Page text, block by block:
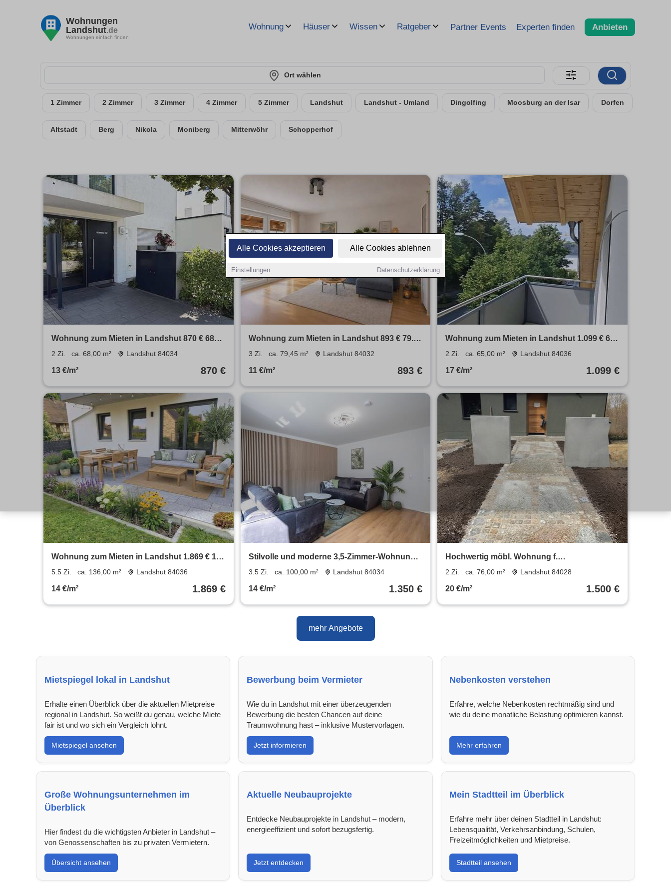
Alle Cookies akzeptieren Alle Cookies ablehnen
Einstellungen Datenschutzerklärung
Wohnungen
Landshut.de
Wohnungen einfach finden
Wohnung Häuser Wissen Ratgeber Partner Events Experten finden Anbieten
Ort wählen
1 Zimmer 2 Zimmer 3 Zimmer 4 Zimmer 5 Zimmer Landshut Landshut - Umland Dingolfing Moosburg an der Isar Dorfen
Altstadt Berg Nikola Moniberg Mitterwöhr Schopperhof
Wohnung zum Mieten in Landshut 870 € 68
m²
2 Zi. ca. 68,00 m² Landshut 84034
13 €/m² 870 €
Wohnung zum Mieten in Landshut 893 € 79.45
m²
3 Zi. ca. 79,45 m² Landshut 84032
11 €/m² 893 €
Wohnung zum Mieten in Landshut 1.099 € 65
m²
2 Zi. ca. 65,00 m² Landshut 84036
17 €/m² 1.099 €
Wohnung zum Mieten in Landshut 1.869 € 136
m²
5.5 Zi. ca. 136,00 m² Landshut 84036
14 €/m² 1.869 €
Stilvolle und moderne 3,5-Zimmer-Wohnung
in Toplage - vollmöbliert [A072.02]-
3.5 Zi. ca. 100,00 m² Landshut 84034
14 €/m² 1.350 €
Hochwertig möbl. Wohnung f.
PendlerFlugpersonal
2 Zi. ca. 76,00 m² Landshut 84028
20 €/m² 1.500 €
mehr Angebote
Mietspiegel lokal in Landshut
Erhalte einen Überblick über die aktuellen Mietpreise
regional in Landshut. So weißt du genau, welche Miete
fair ist und wo sich ein Vergleich lohnt.
Mietspiegel ansehen
Bewerbung beim Vermieter
Wie du in Landshut mit einer überzeugenden
Bewerbung die besten Chancen auf deine
Traumwohnung hast – inklusive Mustervorlagen.
Jetzt informieren
Nebenkosten verstehen
Erfahre, welche Nebenkosten rechtmäßig sind und
wie du deine monatliche Belastung optimieren kannst.
Mehr erfahren
Große Wohnungsunternehmen im
Überblick
Hier findest du die wichtigsten Anbieter in Landshut –
von Genossenschaften bis zu privaten Vermietern.
Übersicht ansehen
Aktuelle Neubauprojekte
Entdecke Neubauprojekte in Landshut – modern,
energieeffizient und sofort bezugsfertig.
Jetzt entdecken
Mein Stadtteil im Überblick
Erfahre mehr über deinen Stadtteil in Landshut:
Lebensqualität, Verkehrsanbindung, Schulen,
Freizeitmöglichkeiten und Mietpreise.
Stadtteil ansehen